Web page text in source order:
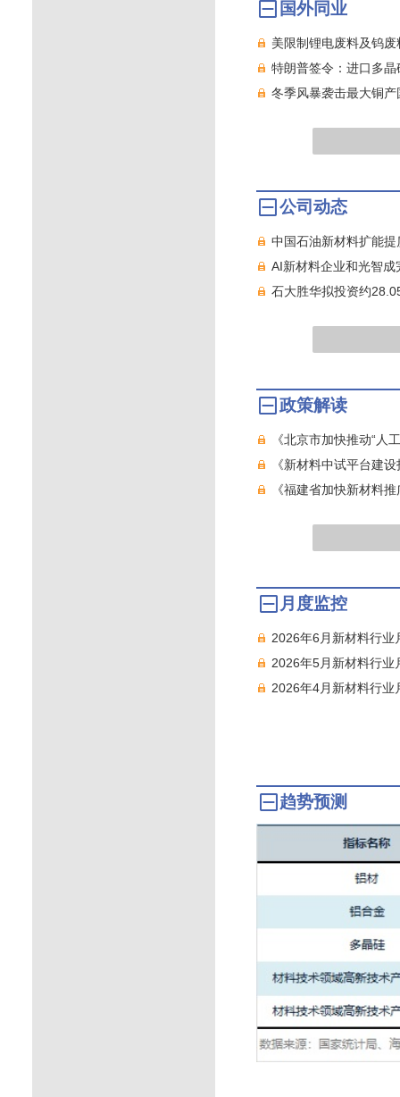
国外同业
美限制锂电废料及钨
特朗普签令：进口多
冬季风暴袭击最大铜
公司动态
中国石油新材料扩能
AI新材料企业和光智
石大胜华拟投资约
政策解读
《北京市加快推动“人
《新材料中试平台建
《福建省加快新材料
月度监控
2026年6月新材料行业
2026年5月新材料行业
2026年4月新材料行业
趋势预测